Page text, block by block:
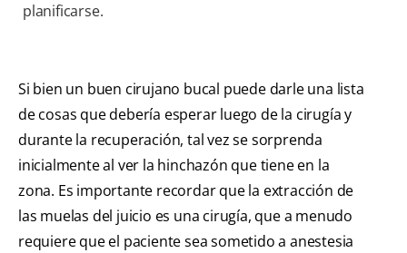
planificarse.
Si bien un buen cirujano bucal puede darle una lista
de cosas que debería esperar luego de la cirugía y
durante la recuperación, tal vez se sorprenda
inicialmente al ver la hinchazón que tiene en la
zona. Es importante recordar que la extracción de
las muelas del juicio es una cirugía, que a menudo
requiere que el paciente sea sometido a anestesia